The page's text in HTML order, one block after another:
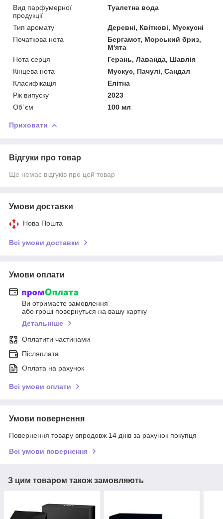
Вид парфумерної
продукції
Туалетна вода
Тип аромату
Деревні, Квіткові, Мускусні
Початкова нота
Бергамот, Морський бриз,
М'ята
Нота серця
Герань, Лаванда, Шавлія
Кінцева нота
Мускус, Пачулі, Сандал
Класифікація
Елітна
Рік випуску
2023
Об`єм
100 мл
Приховати
Відгуки про товар
Ще немає відгуків про цей товар
Умови доставки
Нова Пошта
Всі умови доставки
Умови оплати
Ви отримаєте замовлення
або гроші повернуться на вашу картку
Детальніше
Оплатити частинами
Післяплата
Оплата на рахунок
Всі умови оплати
Умови повернення
Повернення товару впродовж 14 днів за рахунок покупця
Всі умови повернення
З цим товаром також замовляють